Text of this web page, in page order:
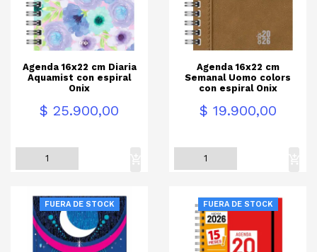
Agenda 16x22 cm Diaria
Aquamist con espiral
Onix
Precio$ 25.900,00
Agenda 16x22 cm
Semanal Uomo colors
con espiral Onix
Precio$ 19.900,00
FUERA DE STOCK FUERA DE STOCK